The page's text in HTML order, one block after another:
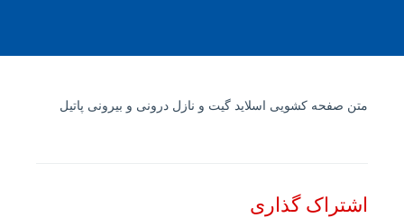
متن صفحه کشویی اسلاید گیت و نازل درونی و بیرونی پاتیل
اشتراک گذاری